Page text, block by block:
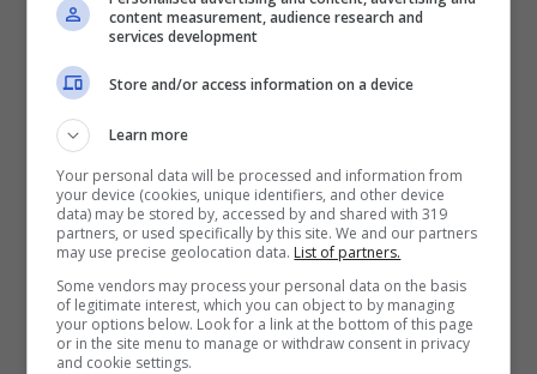
In provincia di Bari: al mattino
pomeriggioSereno,la seraPoco o
parzialmente nuvoloso per stratificazioni
medio alte,la notteNubi serali e
schiarite.
content measurement, audience research and
services development
Store and/or access information on a device
Learn more
Your personal data will be processed and information from
your device (cookies, unique identifiers, and other device
data) may be stored by, accessed by and shared with 319
partners, or used specifically by this site. We and our partners
may use precise geolocation data. List of partners.
Some vendors may process your personal data on the basis
of legitimate interest, which you can object to by managing
your options below. Look for a link at the bottom of this page
or in the site menu to manage or withdraw consent in privacy
and cookie settings.